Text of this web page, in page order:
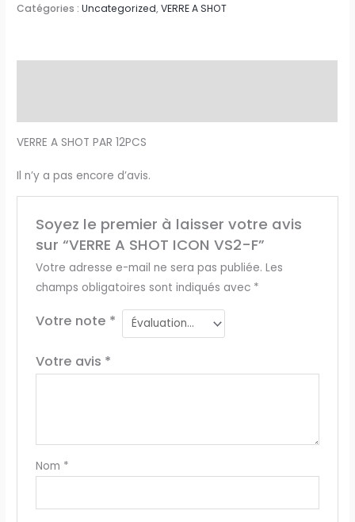
Catégories :Uncategorized,VERRE A SHOT
VERRE A SHOT PAR 12PCS
Il n’y a pas encore d’avis.
Soyez le premier à laisser votre avis
sur “VERRE A SHOT ICON VS2-F”
Votre adresse e-mail ne sera pas publiée. Les
champs obligatoires sont indiqués avec *
Votre note *
Votre avis *
Nom *